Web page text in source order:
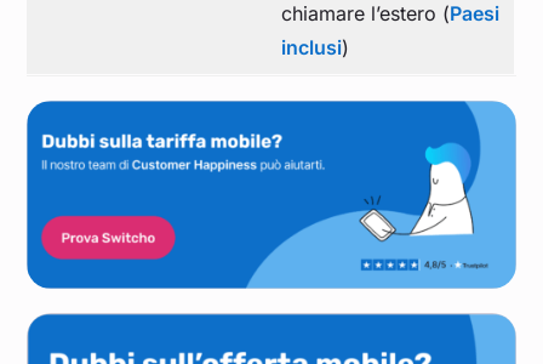
chiamare l’estero (Paesi
inclusi)